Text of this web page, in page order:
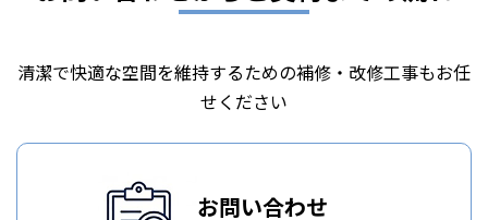
清潔で快適な空間を維持するための補修・改修工事もお任
せください
お問い合わせ